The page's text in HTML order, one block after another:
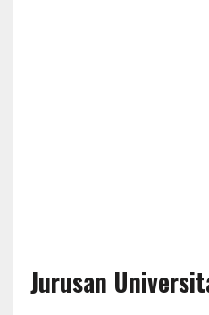
Jurusan